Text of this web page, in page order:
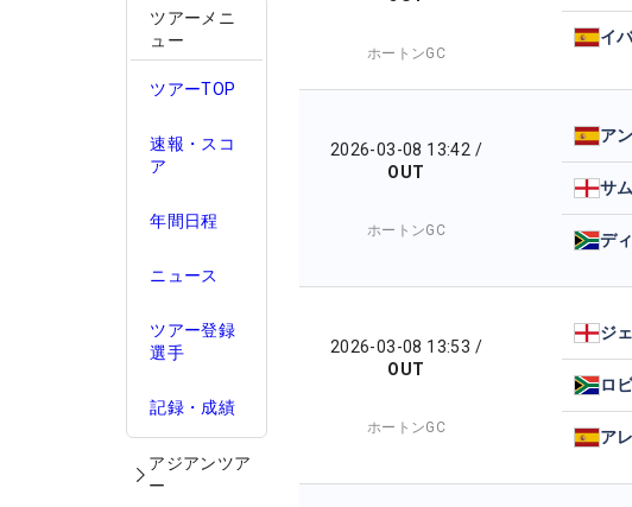
ツアーメニ
ュー
ツアーTOP
速報・スコ
ア
年間日程
ニュース
ツアー登録
選手
記録・成績
アジアンツア
ー
ホートンGC
イ
2026-03-08 13:42 /
OUT
ホートンGC
ア
サ
デ
2026-03-08 13:53 /
OUT
ホートンGC
ジ
ロ
ア